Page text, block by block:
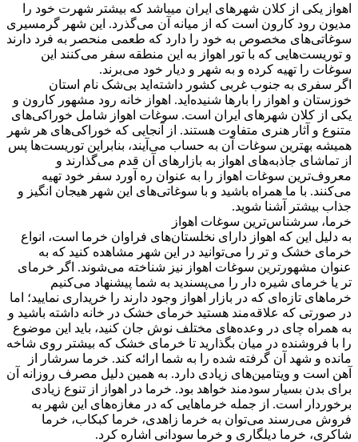
اهواز یکی از کلان شهرهای ایران میباشد که بیشتر شهرت خود را
مدیون رود کارون است که از میانه آن می‌گذرد. این شهر گرمسیری
سوغاتی‌های مخصوص به خود را دارد که طعمی منحصر به فرد دارند
و توریست‌هایی که با تور اهواز به این منطقه سفر می‌کنند این
سوغات را تهیه کرده و به شهر و دیار خود می‌برند.
اگر سفری به جنوب غربی کشور داشته‌اید بی‌شک نام استان
خوزستان و اهواز را بارها شنیده‌اید. اهواز خانه رود مشهور کارون و
یکی از کلان شهرهای ایران است. سوغات اهواز شامل خوراکی‌های
متنوع و آثار هنری متفاوت هستند. از آنجایی که خوراکی‌های هر شهر
همیشه بهترین سوغات آن به حساب می‌آیند، بنابراین توریست‌ها پس
از تماشای جاذبه‌های اهواز به بازارهای آن قدم می‌گذارند و
معروف‌ترین سوغات اهواز را به عنوان ره آورد سفر خود تهیه
می‌کنند. با ما همراه باشید و با سوغاتی‌های این شهر هیجان انگیز و
جذاب بیشتر آشنا شوید.
خرما، سرشناس‌ترین سوغات اهواز
به دلیل این که اهواز دارای نخلستان‌های فراوان خرما است، انواع
خرمای خشک و تر را می‌توانید در این شهر مشاهده کنید که به
عنوان مشهورترین سوغات اهواز نیز شناخته می‌شوند. اگر خرمای
تر یا خرمای شیره دار را می‌پسندید به شما پیشنهاد می‌کنیم
خرماهای تازه‌ای که در بازار اهواز وجود دارند را خریداری نمایید؛ اما
در صورتی که علاقه‌مند هستید خرمای خشک در خانه داشته باشید و
به همراه چای در وعده‌های مختلف نوش جان کنید، باید این موضوع
را با فروشنده در میان بگذارید تا خرمای خشک که بیشتر روی شاخه
مانده و شهد آن گرفته شده را به شما ارائه کند. خرما سرشار از
آهن است و ویتامین‌های زیادی دارد. به همین دلیل مصرف روزانه آن
برای بدن بسیار سودمند خواهد بود. خرما در اهواز از تنوع زیادی
برخوردار است. از جمله خرماهایی که در مغازه‌های این شهر به
فروش می‌رسند می‌توان به خرما زاهدی، خرما کبکاب، خرما
شاکری، خرما دیلگاری و خرما سودانی اشاره کرد.